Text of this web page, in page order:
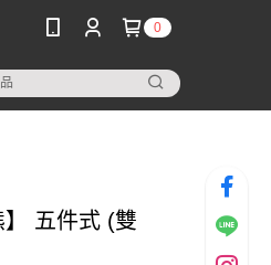
0
五件式 (雙